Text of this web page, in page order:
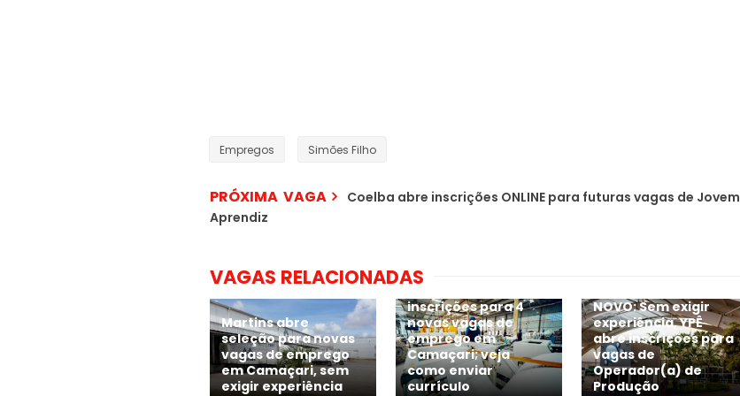
Empregos Simões Filho
PRÓXIMA VAGA
Coelba abre inscrições ONLINE para futuras vagas de Jovem
Aprendiz
VAGAS RELACIONADAS
Martins abre
seleção para novas
vagas de emprego
em Camaçari, sem
exigir experiência
inscrições para 4
novas vagas de
emprego em
Camaçari; veja
como enviar
currículo
NOVO: Sem exigir
experiência, YPÊ
abre inscrições para
vagas de
Operador(a) de
Produção